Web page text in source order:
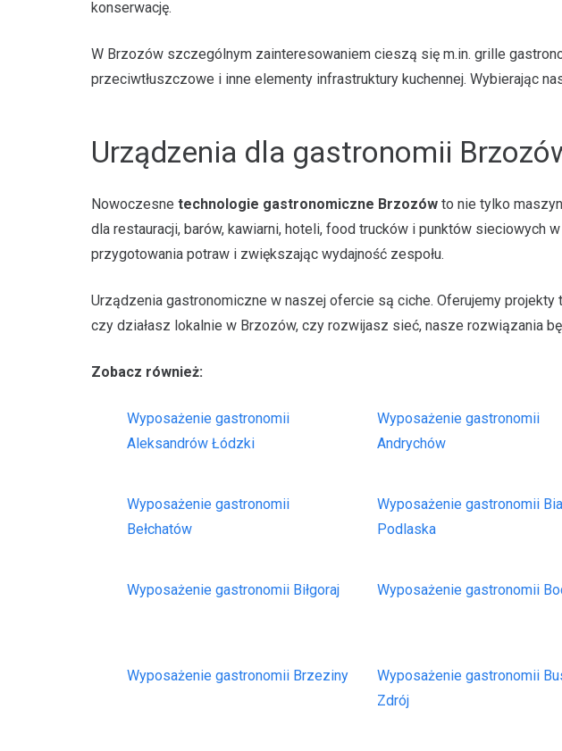
konserwację.
W Brzozów szczególnym zainteresowaniem cieszą się m.in. grille
przeciwtłuszczowe i inne elementy infrastruktury kuchennej. Wybierając
Urządzenia dla gastronomii
Nowoczesne technologie gastronomiczne Brzozów to nie tylko
dla restauracji, barów, kawiarni, hoteli, food trucków i punktów
przygotowania potraw i zwiększając wydajność zespołu.
Urządzenia gastronomiczne w naszej ofercie są ciche. Oferujemy
czy działasz lokalnie w Brzozów, czy rozwijasz sieć, nasze rozwiązania
Zobacz również:
Wyposażenie gastronomii
Aleksandrów Łódzki
Wyposażenie gastronomii
Andrychów
Wyposażenie gastronomii
Bełchatów
Wyposażenie gastronomii
Podlaska
Wyposażenie gastronomii Biłgoraj Wyposażenie gastronomii
Wyposażenie gastronomii Brzeziny
Wyposażenie gastronomii
Zdrój